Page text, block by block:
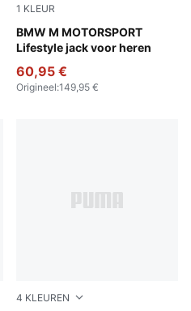
1 KLEUR
BMW M MOTORSPORT
Lifestyle jack voor heren
Silver Mist
60,95 €
Origineel:149,95 €
4 KLEUREN